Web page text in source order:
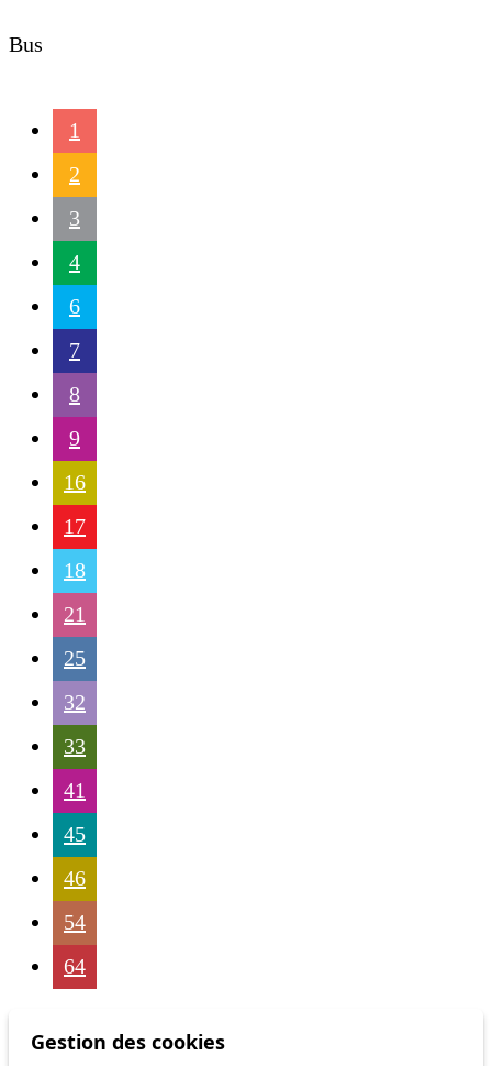
Bus
1
2
3
4
6
7
8
9
16
17
18
21
25
32
33
41
45
46
54
64
Status
Gestion des cookies